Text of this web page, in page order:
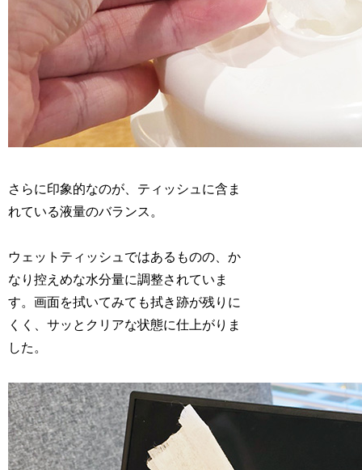
さらに印象的なのが、ティッシュに含ま
れている液量のバランス。
ウェットティッシュではあるものの、か
なり控えめな水分量に調整されていま
す。画面を拭いてみても拭き跡が残りに
くく、サッとクリアな状態に仕上がりま
した。